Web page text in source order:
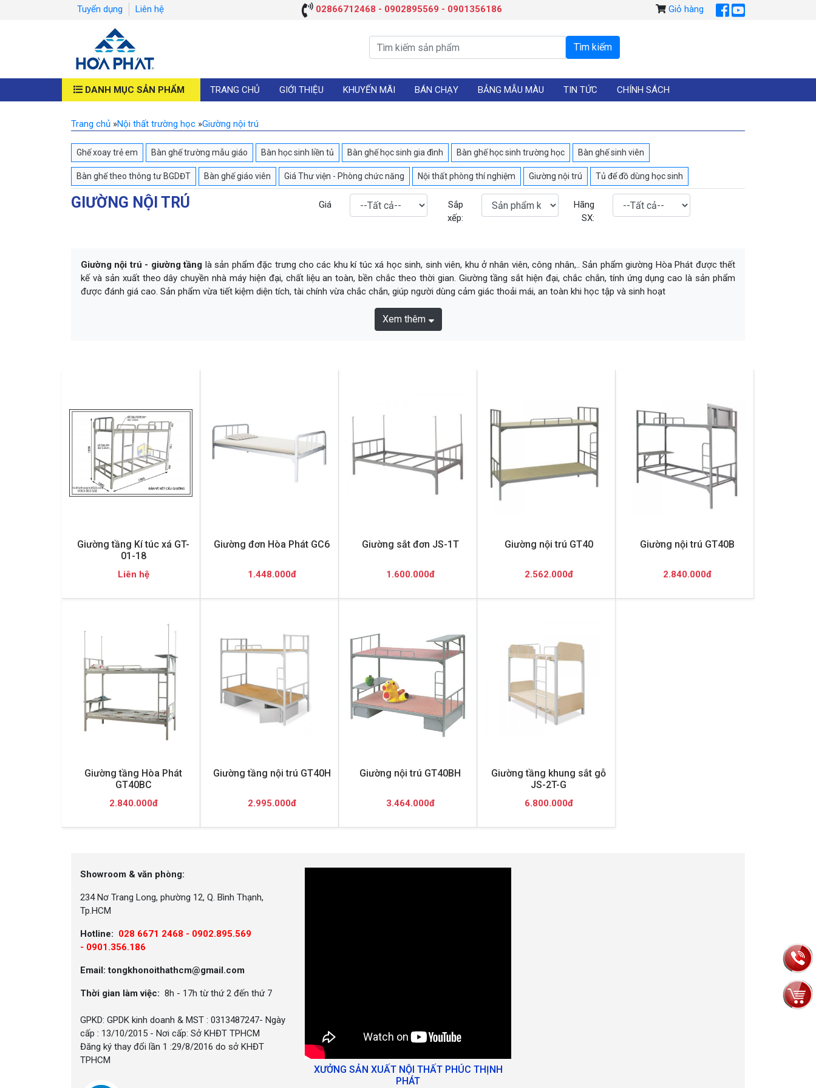
Tuyển dụng Liên hệ 02866712468 - 0902895569 - 0901356186 Giỏ hàng
DANH MỤC SẢN PHẨM TRANG CHỦ GIỚI THIỆU KHUYẾN MÃI BÁN CHẠY BẢNG MẪU MÀU TIN TỨC CHÍNH SÁCH
Trang chủ »Nội thất trường học »Giường nội trú
Ghế xoay trẻ em Bàn ghế trường mẫu giáo Bàn học sinh liền tủ Bàn ghế học sinh gia đình Bàn ghế học sinh trường học Bàn ghế sinh viên
Bàn ghế theo thông tư BGDĐT Bàn ghế giáo viên Giá Thư viện - Phòng chức năng Nội thất phòng thí nghiệm Giường nội trú Tủ để đồ dùng học sinh
GIƯỜNG NỘI TRÚ Giá
Sắp
xếp:
Hãng
SX:
Giường nội trú - giường tầng là sản phẩm đặc trưng cho các khu kí túc xá học sinh, sinh viên, khu ở nhân viên, công nhân,.. Sản phẩm giường Hòa Phát được thết
kế và sản xuất theo dây chuyền nhà máy hiện đại, chất liệu an toàn, bền chắc theo thời gian. Giường tầng sắt hiện đại, chắc chắn, tính ứng dụng cao là sản phẩm
được đánh giá cao. Sản phẩm vừa tiết kiệm diện tích, tài chính vừa chắc chắn, giúp người dùng cảm giác thoải mái, an toàn khi học tập và sinh hoạt
Xem thêm
Giường tầng Kí túc xá GT-
01-18
Liên hệ
Giường đơn Hòa Phát GC6
1.448.000đ
Giường sắt đơn JS-1T
1.600.000đ
Giường nội trú GT40
2.562.000đ
Giường nội trú GT40B
2.840.000đ
Giường tầng Hòa Phát
GT40BC
2.840.000đ
Giường tầng nội trú GT40H
2.995.000đ
Giường nội trú GT40BH
3.464.000đ
Giường tầng khung sắt gỗ
JS-2T-G
6.800.000đ
Showroom & văn phòng:
234 Nơ Trang Long, phường 12, Q. Bình Thạnh,
Tp.HCM
Hotline: 028 6671 2468 - 0902.895.569
- 0901.356.186
Email: tongkhonoithathcm@gmail.com
Thời gian làm việc: 8h - 17h từ thứ 2 đến thứ 7
GPKD: GPDK kinh doanh & MST : 0313487247- Ngày
cấp : 13/10/2015 - Nơi cấp: Sở KHĐT TPHCM
Đăng ký thay đổi lần 1 :29/8/2016 do sở KHĐT
TPHCM
XƯỞNG SẢN XUẤT NỘI THẤT PHÚC THỊNH
PHÁT